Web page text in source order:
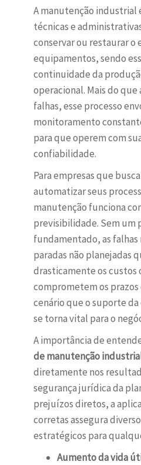
A manutenção industrial
técnicas e
conservar ou restaurar o
equipamentos, sendo
continuidade da
operacional. Mais do que
falhas, esse processo
monitoramento
para que operem com
confiabilidade.
Para empresas que
automatizar seus
manutenção funciona
previsibilidade. Sem um
fundamentado, as
paradas não planejadas
drasticamente os custos
comprometem os prazos
cenário que o suporte
se torna vital para o
A importância de
de manutenção
diretamente nos
segurança jurídica da
prejuízos diretos, a
corretas assegura
estratégicos para
Aumento da vida